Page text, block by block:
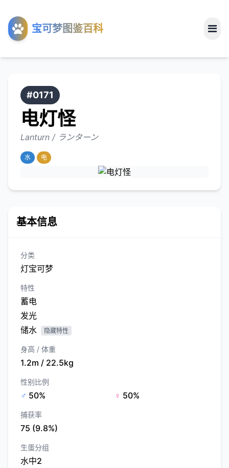
宝可梦图鉴百科
工具
关于
#0171
电灯怪
Lanturn / ランターン
水 电
基本信息
分类
灯宝可梦
特性
蓄电
发光
储水
隐藏特性
身高 / 体重
1.2m / 22.5kg
性别比例
♂ 50% ♀ 50%
捕获率
75 (9.8%)
生蛋分组
水中2